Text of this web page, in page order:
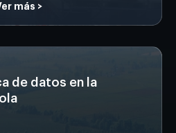
más >
de datos en la